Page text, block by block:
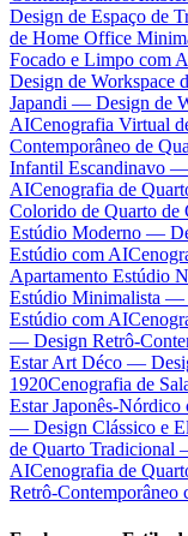
Design de Espaço de
de Home Office
Focado e Limpo com
Design de Workspace
Japandi — Design de
AICenografia Virtual
Contemporâneo de
Infantil Escandinavo
AICenografia de
Colorido de Quarto de
Estúdio Moderno —
Estúdio com AI
Apartamento Estúdio
Estúdio Minimalista —
Estúdio com AI
— Design Retrô-
Estar Art Déco —
1920Cenografia de
Estar Japonês-
— Design Clássico e
de Quarto Tradicional
AICenografia de
Retrô-Contemporâneo